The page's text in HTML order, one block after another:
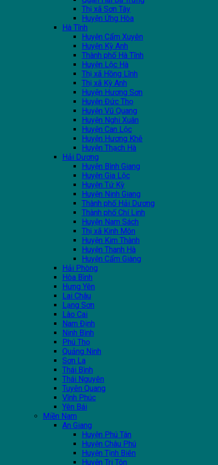
Thị xã Sơn Tây
Huyện Ứng Hòa
Hà Tĩnh
Huyện Cẩm Xuyên
Huyện Kỳ Anh
Thành phố Hà Tĩnh
Huyện Lộc Hà
Thị xã Hồng Lĩnh
Thị xã Kỳ Anh
Huyện Hương Sơn
Huyện Đức Thọ
Huyện Vũ Quang
Huyện Nghi Xuân
Huyện Can Lộc
Huyện Hương Khê
Huyện Thạch Hà
Hải Dương
Huyện Bình Giang
Huyện Gia Lộc
Huyện Tứ Kỳ
Huyện Ninh Giang
Thành phố Hải Dương
Thành phố Chí Linh
Huyện Nam Sách
Thị xã Kinh Môn
Huyện Kim Thành
Huyện Thanh Hà
Huyện Cẩm Giàng
Hải Phòng
Hòa Bình
Hưng Yên
Lai Châu
Lạng Sơn
Lào Cai
Nam Định
Ninh Bình
Phú Thọ
Quảng Ninh
Sơn La
Thái Bình
Thái Nguyên
Tuyên Quang
Vĩnh Phúc
Yên Bái
Miền Nam
An Giang
Huyện Phú Tân
Huyện Châu Phú
Huyện Tịnh Biên
Huyện Tri Tôn